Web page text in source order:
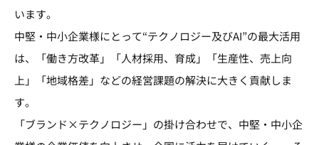
います。
中堅・中小企業様にとって“テクノロジー及びAI”の最大活用
は、「働き方改革」「人材採用、育成」「生産性、売上向
上」「地域格差」などの経営課題の解決に大きく貢献しま
す。
「ブランド×テクノロジー」の掛け合わせで、中堅・中小企